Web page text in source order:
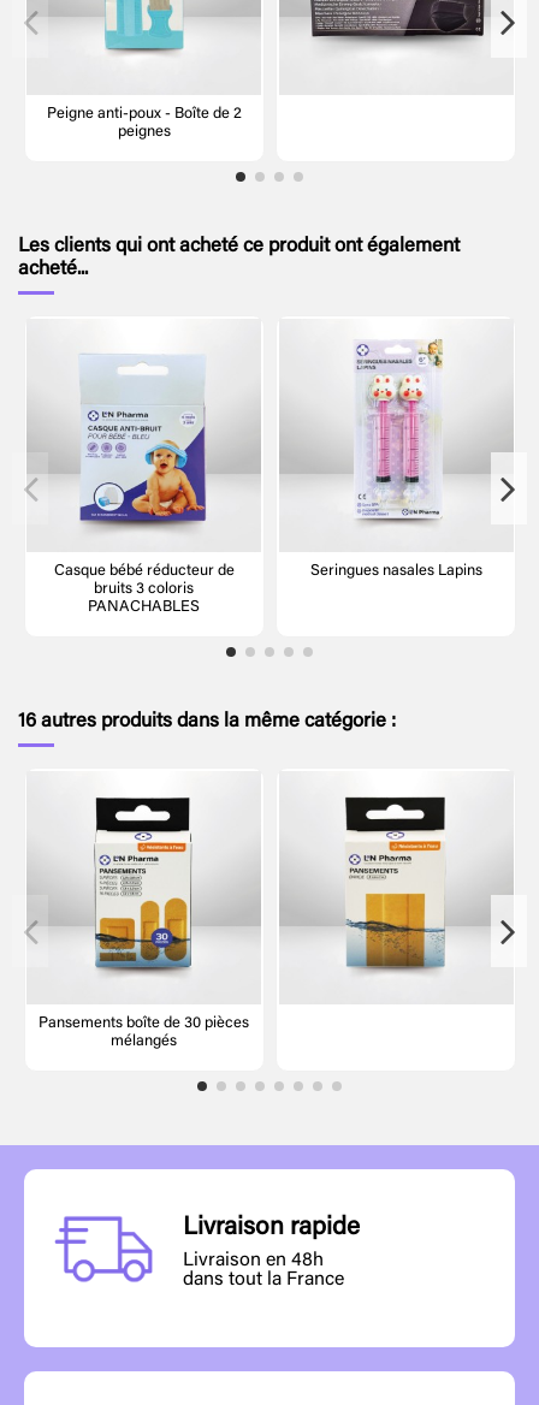
Peigne anti-poux - Boîte de 2
peignes
Les clients qui ont acheté ce produit ont également
acheté...
Casque bébé réducteur de
bruits 3 coloris
PANACHABLES
Seringues nasales Lapins
16 autres produits dans la même catégorie :
Pansements boîte de 30 pièces
mélangés
Livraison rapide
Livraison en 48h
dans tout la France